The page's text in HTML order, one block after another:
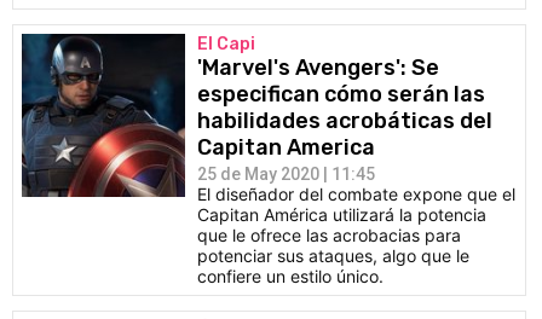
El Capi
'Marvel's Avengers': Se
especifican cómo serán las
habilidades acrobáticas del
Capitan America
25 de May 2020 | 11:45
El diseñador del combate expone que el
Capitan América utilizará la potencia
que le ofrece las acrobacias para
potenciar sus ataques, algo que le
confiere un estilo único.